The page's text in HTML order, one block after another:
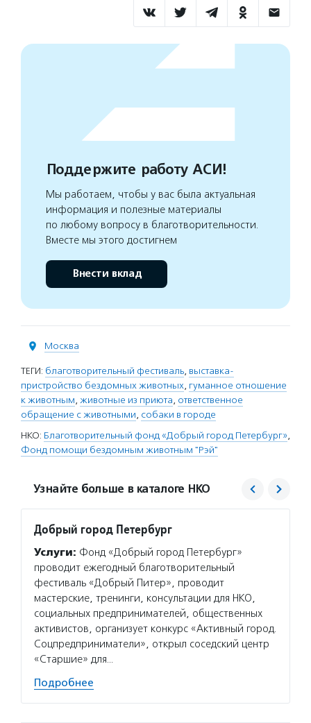
Поддержите работу АСИ!
Мы работаем, чтобы у вас была актуальная
информация и полезные материалы
по любому вопросу в благотворительности.
Вместе мы этого достигнем
Внести вклад
Москва
ТЕГИ: благотворительный фестиваль, выставка-
пристройство бездомных животных, гуманное отношение
к животным, животные из приюта, ответственное
обращение с животными, собаки в городе
НКО: Благотворительный фонд «Добрый город Петербург»,
Фонд помощи бездомным животным "Рэй"
Узнайте больше в каталоге НКО
Добрый город Петербург
Услуги: Фонд «Добрый город Петербург»
проводит ежегодный благотворительный
фестиваль «Добрый Питер», проводит
мастерские, тренинги, консультации для НКО,
социальных предпринимателей, общественных
активистов, организует конкурс «Активный город.
Соцпредприниматели», открыл соседский центр
«Старшие» для…
Подробнее